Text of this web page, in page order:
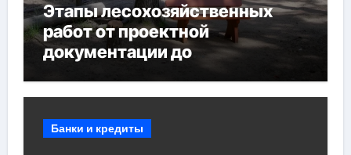
Этапы лесохозяйственных
работ от проектной
документации до
мероприятий и обустройства
Банки и кредиты